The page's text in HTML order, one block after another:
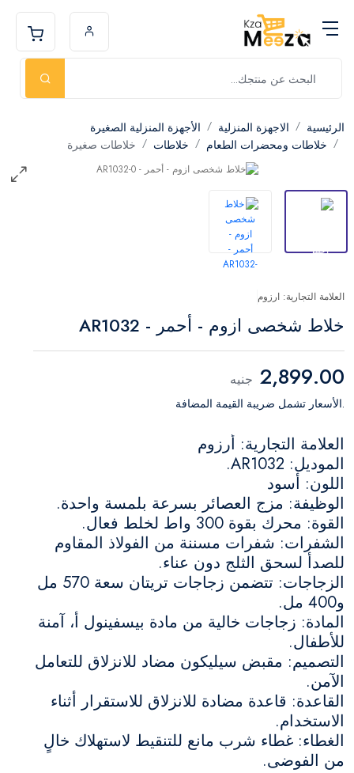
الرئيسية الاجهزة المنزلية
الأجهزة المنزلية الصغيرة
خلاطات ومحضرات الطعام
خلاطات خلاطات صغيرة
العلامة التجارية: ارزوم
خلاط شخصى ازوم - أحمر - AR1032
2,899.00 جنيه
.الأسعار تشمل ضريبة القيمة المضافة
العلامة التجارية: أرزوم
الموديل: AR1032.
اللون: أسود
الوظيفة: مزج العصائر بسرعة بلمسة واحدة.
القوة: محرك بقوة 300 واط لخلط فعال.
الشفرات: شفرات مسننة من الفولاذ المقاوم
للصدأ لسحق الثلج دون عناء.
الزجاجات: تتضمن زجاجات تريتان سعة 570 مل
و400 مل.
المادة: زجاجات خالية من مادة بيسفينول أ، آمنة
للأطفال.
التصميم: مقبض سيليكون مضاد للانزلاق للتعامل
الآمن.
القاعدة: قاعدة مضادة للانزلاق للاستقرار أثناء
الاستخدام.
الغطاء: غطاء شرب مانع للتنقيط لاستهلاك خالٍ
من الفوضى.